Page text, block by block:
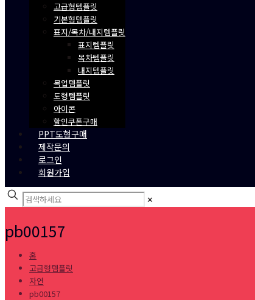
고급형템플릿
기본형템플릿
표지/목차/내지템플릿
표지템플릿
목차템플릿
내지템플릿
목업템플릿
도형템플릿
아이콘
할인쿠폰구매
PPT도형구매
제작문의
로그인
회원가입
✕
pb00157
홈
고급형템플릿
자연
pb00157